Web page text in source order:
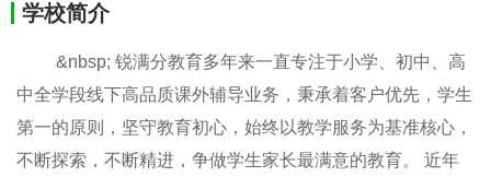
学校简介
&nbsp; 锐满分教育多年来一直专注于小学、初中、高
中全学段线下高品质课外辅导业务​，​秉承着客户优先，学生
第一的原则，坚守教育初心，始终以教学服务为基准核心，
不断探索，不断精进，争做学生家长最满意的教育。 近年